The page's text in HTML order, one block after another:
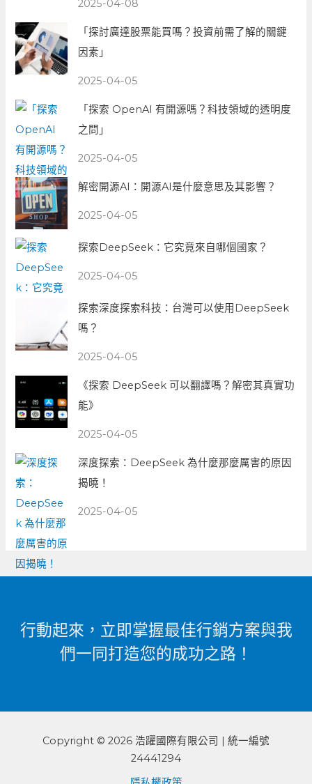
2025-04-08
「探討廣達股票能買嗎？投資前需了解的關鍵
因素」
2025-04-05
「探索 OpenAI 有開源嗎？科技領域的透明度
之問」
2025-04-05
解密開源AI：開源AI是什麼意思及其影響？
2025-04-05
探索DeepSeek：它究竟來自哪個國家？
2025-04-05
探索深度探索科技：台灣可以使用DeepSeek
嗎？
2025-04-05
《探索 DeepSeek 可以翻譯嗎？解密其真實功
能》
2025-04-05
深度探索：DeepSeek 為什麼那麼厲害的原因
揭曉！
2025-04-05
行動起來，立即掌握最佳行銷方案與我
們一同打造您的成功之路！
Copyright © 2026 浩躍國際有限公司 | 統一編號
24441294